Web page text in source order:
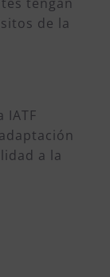
de la
IATF
a la